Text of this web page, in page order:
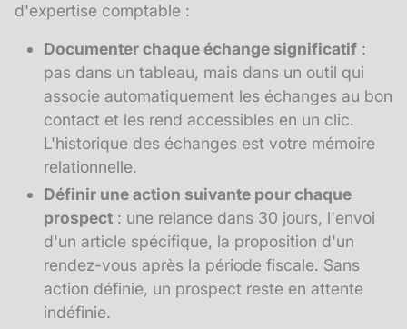
d'expertise comptable :
Documenter chaque échange significatif :
pas dans un tableau, mais dans un outil qui
associe automatiquement les échanges au bon
contact et les rend accessibles en un clic.
L'historique des échanges est votre mémoire
relationnelle.
Définir une action suivante pour chaque
prospect : une relance dans 30 jours, l'envoi
d'un article spécifique, la proposition d'un
rendez-vous après la période fiscale. Sans
action définie, un prospect reste en attente
indéfinie.